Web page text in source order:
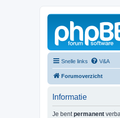
Snelle links V&A
Forumoverzicht
Informatie
Je bentpermanent